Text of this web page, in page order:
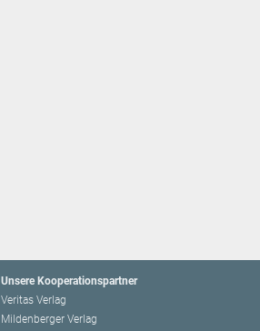
Unsere Kooperationspartner
Veritas Verlag
Mildenberger Verlag